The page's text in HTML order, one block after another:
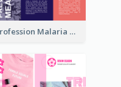
Profession Malaria Prevention Poster Design